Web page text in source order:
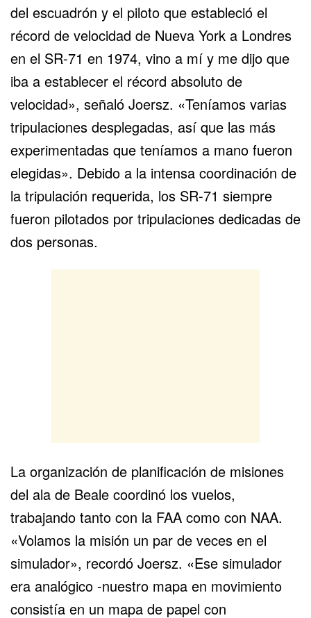
del escuadrón y el piloto que estableció el
récord de velocidad de Nueva York a Londres
en el SR-71 en 1974, vino a mí y me dijo que
iba a establecer el récord absoluto de
velocidad», señaló Joersz. «Teníamos varias
tripulaciones desplegadas, así que las más
experimentadas que teníamos a mano fueron
elegidas». Debido a la intensa coordinación de
la tripulación requerida, los SR-71 siempre
fueron pilotados por tripulaciones dedicadas de
dos personas.
La organización de planificación de misiones
del ala de Beale coordinó los vuelos,
trabajando tanto con la FAA como con NAA.
«Volamos la misión un par de veces en el
simulador», recordó Joersz. «Ese simulador
era analógico -nuestro mapa en movimiento
consistía en un mapa de papel con